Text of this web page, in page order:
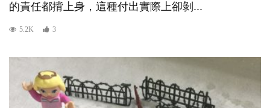
的責任都揹上身，這種付出實際上卻剝...
5.2K 3